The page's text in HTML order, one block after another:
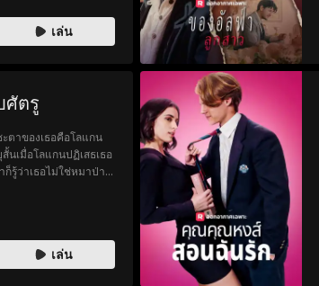
เล่น
ศัตรู
ตาของเธอคือโลแกน
เมื่อโลแกนปฏิเสธเธอ
รู้ว่าเธอไม่ใช่หมาป่า
เล่น